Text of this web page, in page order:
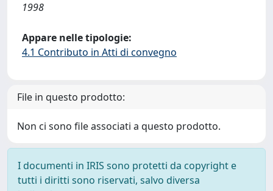
1998
Appare nelle tipologie:
4.1 Contributo in Atti di convegno
File in questo prodotto:
Non ci sono file associati a questo prodotto.
I documenti in IRIS sono protetti da copyright e
tutti i diritti sono riservati, salvo diversa